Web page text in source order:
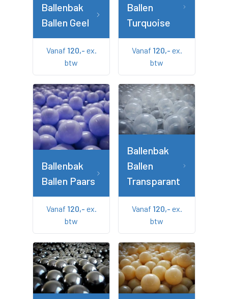
Ballenbak
Ballen Geel
Vanaf 120,- ex.
btw
Ballen
Turquoise
Vanaf 120,- ex.
btw
Ballenbak
Ballen Paars
Vanaf 120,- ex.
btw
Ballenbak
Ballen
Transparant
Vanaf 120,- ex.
btw